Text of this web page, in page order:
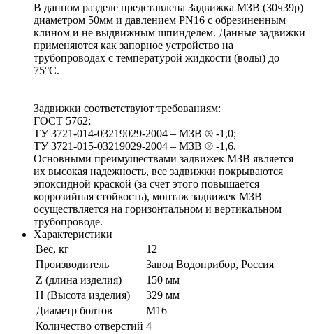
В данном разделе представлена Задвижка МЗВ (30ч39р)
диаметром 50мм и давлением PN16 с обрезиненным
клином и не выдвижным шпинделем. Данные задвижки
применяются как запорное устройство на
трубопроводах с температурой жидкости (воды) до
75°С.
Задвижки соответствуют требованиям:
ГОСТ 5762;
ТУ 3721-014-03219029-2004 – МЗВ ® -1,0;
ТУ 3721-015-03219029-2004 – МЗВ ® -1,6.
Основными преимуществами задвижек МЗВ является
их высокая надежность, все задвижки покрываются
эпоксидной краской (за счет этого повышается
коррозийная стойкость), монтаж задвижек МЗВ
осуществляется на горизонтальном и вертикальном
трубопроводе.
Характеристики
Вес, кг
12
Производитель
Завод Водоприбор, Россия
Z (длина изделия)
150 мм
H (Высота изделия)
329 мм
Диаметр болтов
M16
Количество отверстий 4